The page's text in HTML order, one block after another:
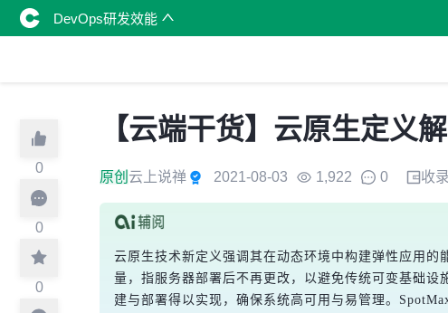
DevOps研发效能
0
0
0
【云端干货】云原生定
原创 云上说禅 2021-08-03 1,922 0 收
云原生技术新定义强调其在动态环境中构建弹性应用
量，指服务器部署后不再更改，以避免传统可变基础
建与部署得以实现，确保系统高可用与易管理。